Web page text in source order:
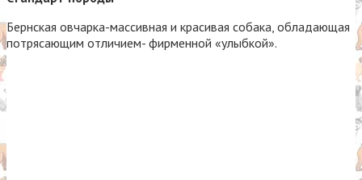
Бернская овчарка-массивная и красивая собака, обладающая
потрясающим отличием- фирменной «улыбкой».